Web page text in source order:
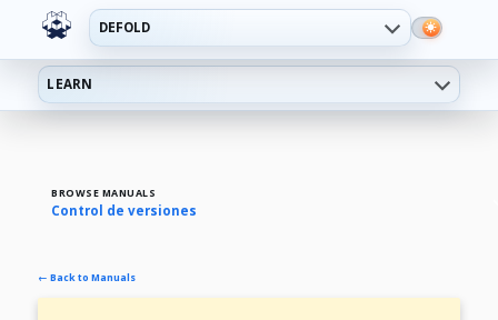
DEFOLD
LEARN
BROWSE MANUALS
Control de versiones
← Back to Manuals